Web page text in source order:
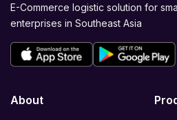
E-Commerce logistic solution for
enterprises in Southeast Asia
About